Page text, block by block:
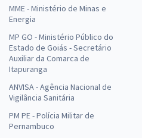
MME - Ministério de Minas e
Energia
MP GO - Ministério Público do
Estado de Goiás - Secretário
Auxiliar da Comarca de
Itapuranga
ANVISA - Agência Nacional de
Vigilância Sanitária
PM PE - Polícia Militar de
Pernambuco